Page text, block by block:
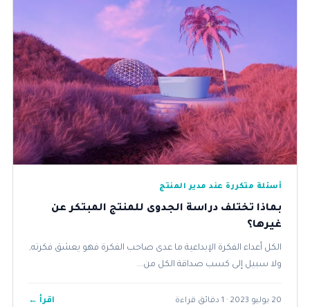
أسئلة متكررة عند مدير المنتج
بماذا تختلف دراسة الجدوى للمنتج المبتكر عن
غيرها؟
الكل أعداء الفكرة الإبداعية ما عدى صاحب الفكرة فهو يعشق فكرته,
ولا سبيل إلى كسب صداقة الكل من...
20 يوليو 2023 · 1 دقائق قراءة اقرأ ←